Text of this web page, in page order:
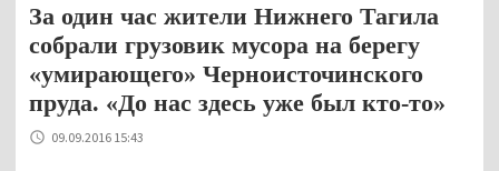
За один час жители Нижнего Тагила
собрали грузовик мусора на берегу
«умирающего» Черноисточинского
пруда. «До нас здесь уже был кто-то»
09.09.2016 15:43